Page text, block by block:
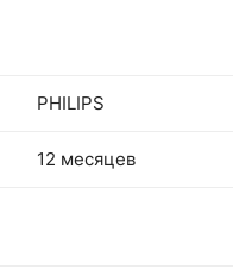
PHILIPS
12 месяцев